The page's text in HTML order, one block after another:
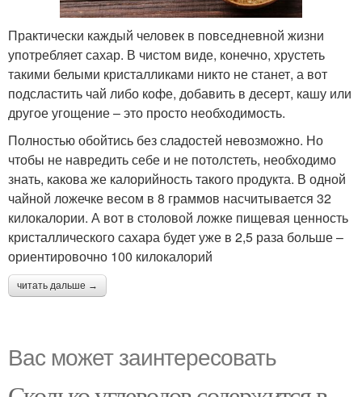
Практически каждый человек в повседневной жизни
употребляет сахар. В чистом виде, конечно, хрустеть
такими белыми кристалликами никто не станет, а вот
подсластить чай либо кофе, добавить в десерт, кашу или
другое угощение – это просто необходимость.
Полностью обойтись без сладостей невозможно. Но
чтобы не навредить себе и не потолстеть, необходимо
знать, какова же калорийность такого продукта. В одной
чайной ложечке весом в 8 граммов насчитывается 32
килокалории. А вот в столовой ложке пищевая ценность
кристаллического сахара будет уже в 2,5 раза больше –
ориентировочно 100 килокалорий
читать дальше →
Вас может заинтересовать